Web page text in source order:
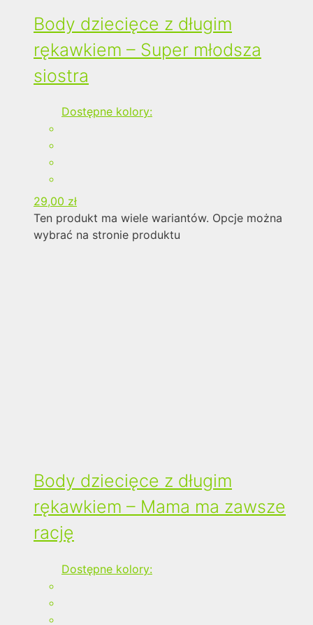
Body dziecięce z długim
rękawkiem – Super młodsza
siostra
Dostępne kolory:
29,00 zł
Ten produkt ma wiele wariantów. Opcje można
wybrać na stronie produktu
Body dziecięce z długim
rękawkiem – Mama ma zawsze
rację
Dostępne kolory: